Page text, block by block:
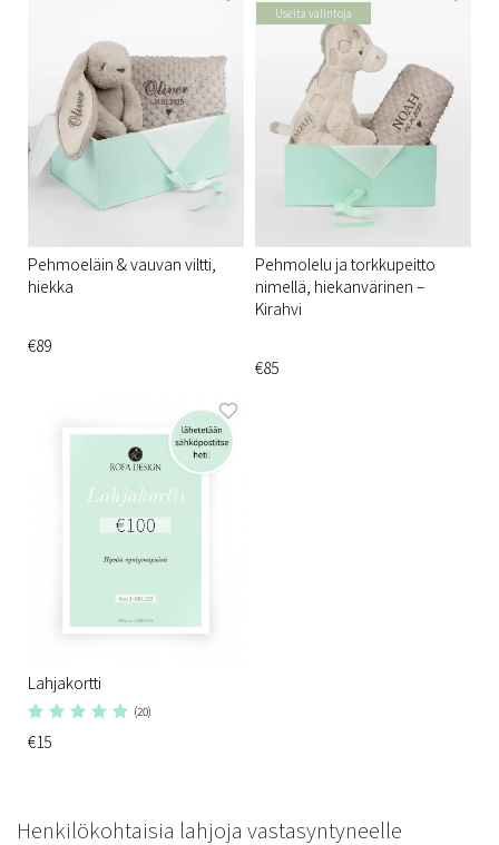
Pehmoeläin & vauvan viltti,
hiekka
€89
Useita valintoja
Pehmolelu ja torkkupeitto
nimellä, hiekanvärinen –
Kirahvi
€85
Lahjakortti
(20)
€15
Henkilökohtaisia lahjoja vastasyntyneelle